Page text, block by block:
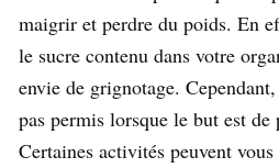
maigrir et perdre du poids. En
le sucre contenu dans votre
envie de grignotage.
pas permis lorsque le but est de
Certaines activités peuvent